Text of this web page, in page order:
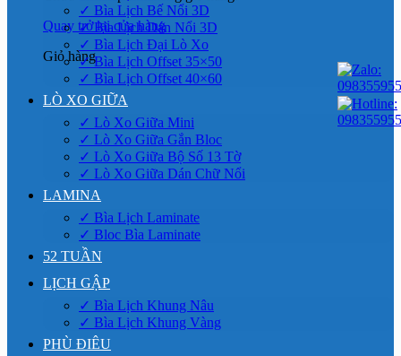
Quay trở lại cửa hàng
Giỏ hàng
✓ Bìa Lịch Bế Nổi 3D
✓ Bìa Lịch Dán Nổi 3D
✓ Bìa Lịch Đại Lò Xo
✓ Bìa Lịch Offset 35×50
✓ Bìa Lịch Offset 40×60
LÒ XO GIỮA
✓ Lò Xo Giữa Mini
✓ Lò Xo Giữa Gắn Bloc
✓ Lò Xo Giữa Bộ Số 13 Tờ
✓ Lò Xo Giữa Dán Chữ Nổi
LAMINA
✓ Bìa Lịch Laminate
✓ Bloc Bìa Laminate
52 TUẦN
LỊCH GẬP
✓ Bìa Lịch Khung Nâu
✓ Bìa Lịch Khung Vàng
PHÙ ĐIÊU